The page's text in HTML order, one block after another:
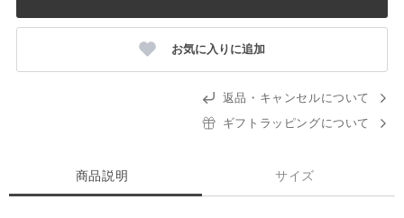
お気に入りに追加
返品・キャンセルについて
ギフトラッピングについて
商品説明 サイズ